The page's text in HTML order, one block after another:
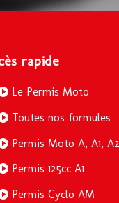
rapide
Le Permis Moto
Toutes nos formules
Permis Moto A, A1, A2
Permis 125cc A1
Permis Cyclo AM